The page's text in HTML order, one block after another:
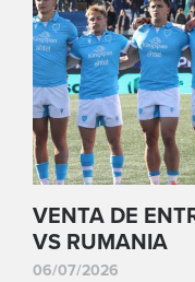
VENTA DE
VS RUMANIA
06/07/2026